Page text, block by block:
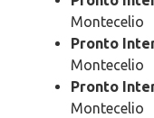
Montecelio
Pronto
Montecelio
Pronto
Montecelio